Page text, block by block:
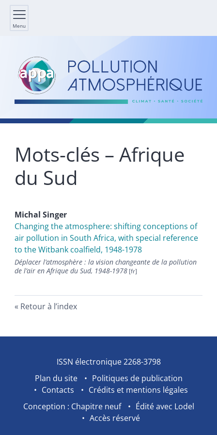
Menu
Mots-clés – Afrique
du Sud
Michal Singer
Changing the atmosphere: shifting conceptions of
air pollution in South Africa, with special reference
to the Witbank coalfield, 1948-1978
Déplacer l’atmosphère : la vision changeante de la pollution
de l’air en Afrique du Sud, 1948-1978
Retour à l’index
ISSN électronique 2268-3798
Plan du site
Politiques de publication
Contacts
Crédits et mentions légales
Conception : Chapitre neuf
Édité avec Lodel
Accès réservé